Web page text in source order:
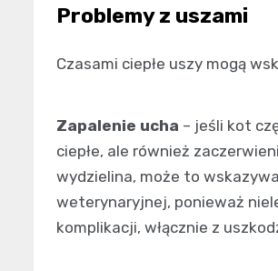
Problemy z uszami
Czasami ciepłe uszy mogą
Zapalenie ucha – jeśli kot
ciepłe, ale również
wydzielina, może to
weterynaryjnej, ponieważ
komplikacji, włącznie z